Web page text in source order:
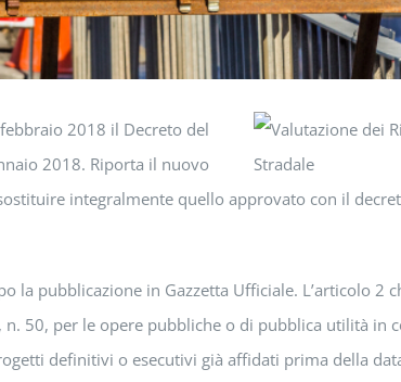
2018 il Decreto del
2018. Riporta il nuovo
integralmente quello approvato con il
pubblicazione in Gazzetta Ufficiale. L’articolo 2
50, per le opere pubbliche o di pubblica utilità in
definitivi o esecutivi già affidati prima della